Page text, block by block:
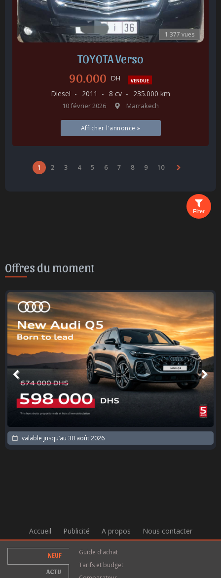
1.377 vues
TOYOTA Verso
90.000 DH VENDUE
Diesel 2011 8 cv 235.000 km
10 février 2026 Marrakech
Afficher l'annonce »
1 2 3 4 5 6 7 8 9 10
Filter
Offres du moment
valable jusqu’au 30 août 2026
Accueil Publicité A propos Nous contacter
NEUF
ACTU
Guide d'achat
Tarifs et budget